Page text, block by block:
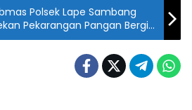
Polsek Lape Sambang
Pekarangan Pangan Bergizi